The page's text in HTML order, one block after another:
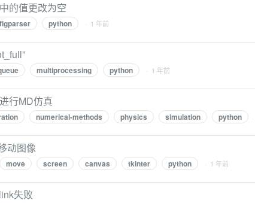
的值更改为空
python · 1 年前
multiprocessing python · 1 年前
行MD仿真
numerical-methods physics simulation python
动图像
move screen canvas tkinter python · 1 年前
失败